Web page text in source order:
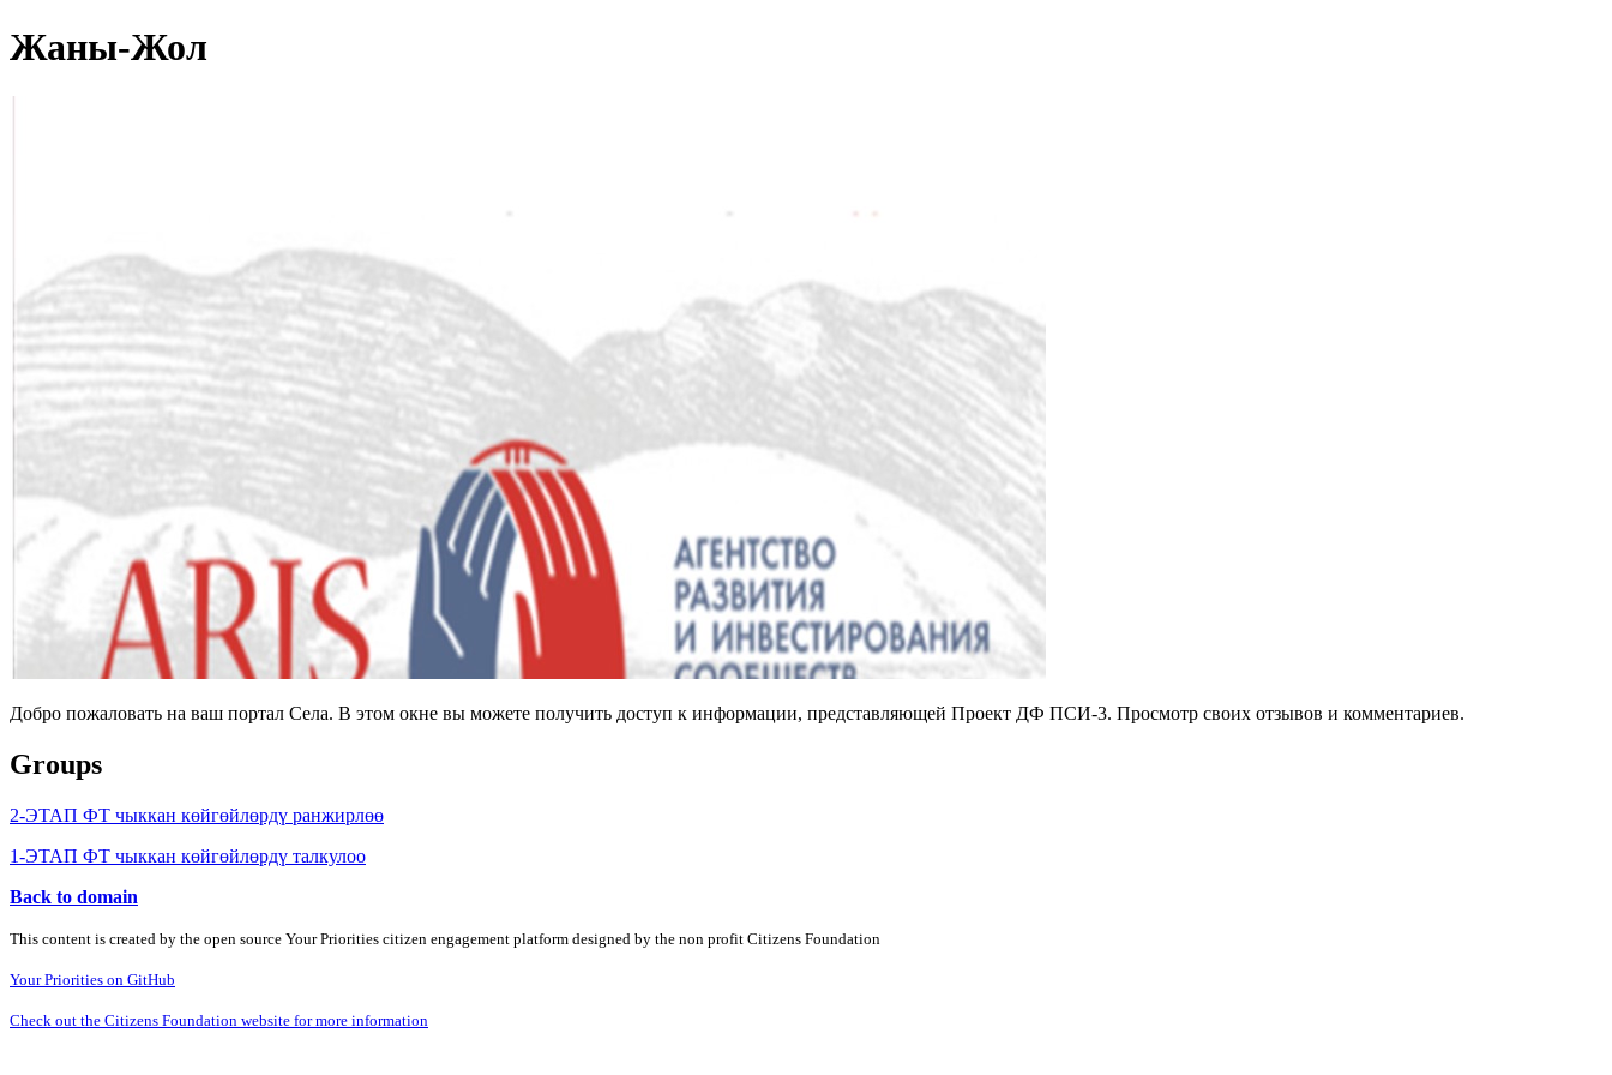
Жаны-Жол
Добро пожаловать на ваш портал Села. В этом окне вы можете получить доступ к информации, представляющей Проект ДФ ПСИ-3. Просмотр своих отзывов и комментариев.
Groups
2-ЭТАП ФТ чыккан көйгөйлөрдү ранжирлөө
1-ЭТАП ФТ чыккан көйгөйлөрдү талкулоо
Back to domain
This content is created by the open source Your Priorities citizen engagement platform designed by the non profit Citizens Foundation
Your Priorities on GitHub
Check out the Citizens Foundation website for more information